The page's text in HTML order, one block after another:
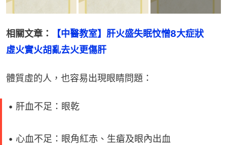
相關文章：
【中醫教室】肝火盛失眠忟憎8大症狀
虛火實火胡亂去火更傷肝
體質虛的人，也容易出現眼睛問題：
• 肝血不足：眼乾
• 心血不足：眼角紅赤、生瘡及眼內出血